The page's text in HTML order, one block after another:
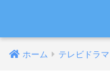
ホーム テレビドラマ